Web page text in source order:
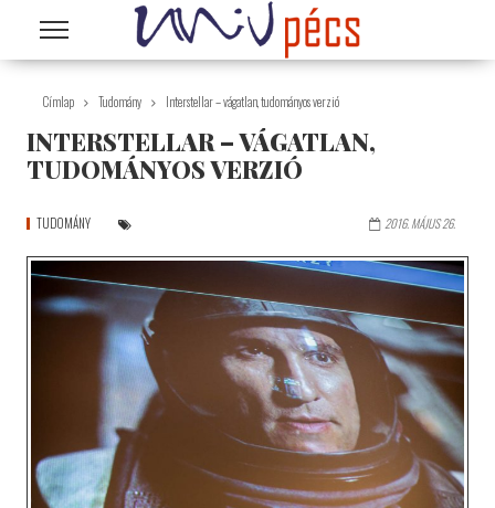
Ugrás a tartalomra
Címlap Tudomány Interstellar – vágatlan, tudományos verzió
INTERSTELLAR – VÁGATLAN,
TUDOMÁNYOS VERZIÓ
TUDOMÁNY 2016. MÁJUS 26.